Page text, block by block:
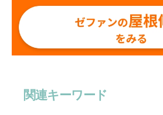
関連キーワード